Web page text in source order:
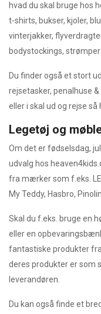
hvad du skal bruge hos
t-shirts, bukser, kjoler,
vinterjakker,
bodystockings,
Du finder også et stort
rejsetasker, penalhuse
eller i skal ud og rejse så
Legetøj og
Om det er fødselsdag,
udvalg hos
fra mærker som f.eks.
My Teddy, Hasbro,
Skal du f.eks. bruge en
eller en
fantastiske produkter
deres produkter er som
leverandøren.
Du kan også finde et